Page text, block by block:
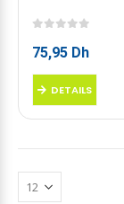
75,95 Dh
DETAILS